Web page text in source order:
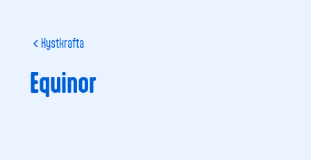
Kystkrafta
Equinor